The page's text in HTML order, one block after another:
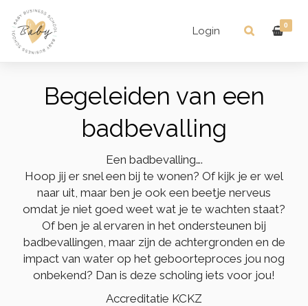
Login 0
Begeleiden van een
badbevalling
Een badbevalling….
Hoop jij er snel een bij te wonen? Of kijk je er wel
naar uit, maar ben je ook een beetje nerveus
omdat je niet goed weet wat je te wachten staat?
Of ben je al ervaren in het ondersteunen bij
badbevallingen, maar zijn de achtergronden en de
impact van water op het geboorteproces jou nog
onbekend? Dan is deze scholing iets voor jou!
Accreditatie KCKZ